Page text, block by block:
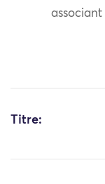
Titre: